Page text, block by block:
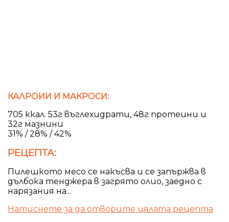
КАЛРОИИ И МАКРОСИ:
705 ккал. 53г въглехидрати, 48г протеини и
32г мазнини
31% / 28% / 42%
РЕЦЕПТА:
Пилешкото месо се накъсва и се запържва в
дълбока тенджера в загрято олио, заедно с
нарязания на...
Натиснете за да отворите цялата рецепта